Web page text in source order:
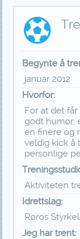
Begynte å
januar 2012
Hvorfor:
For at det
godt humør,
en finere og
veldig kick å
personlige
Aktiviteten
Idrettslag:
Røros
Jeg har trent: